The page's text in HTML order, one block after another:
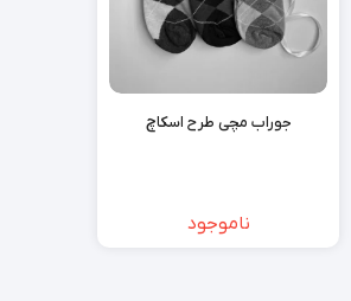
جوراب مچی طرح اسکاچ
ناموجود